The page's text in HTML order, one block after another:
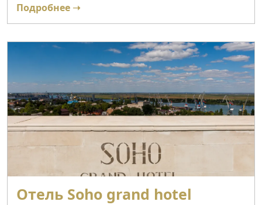
Подробнее ➝
Отель Soho grand hotel